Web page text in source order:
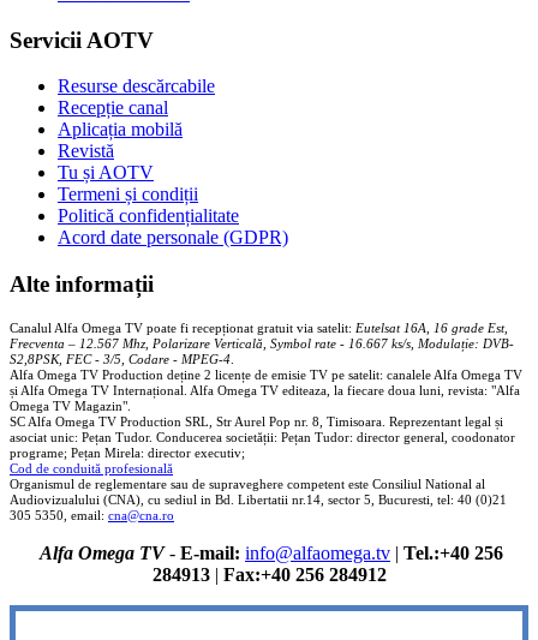
Servicii AOTV
Resurse descărcabile
Recepție canal
Aplicația mobilă
Revistă
Tu și AOTV
Termeni și condiții
Politică confidențialitate
Acord date personale (GDPR)
Alte informații
Canalul Alfa Omega TV poate fi recepționat gratuit via satelit: Eutelsat 16A, 16 grade Est,
Frecventa – 12.567 Mhz, Polarizare Verticală, Symbol rate - 16.667 ks/s, Modulație: DVB-
S2,8PSK, FEC - 3/5, Codare - MPEG-4
Alfa Omega TV Production deține 2 licențe de emisie TV pe satelit: canalele Alfa Omega TV
și Alfa Omega TV Internațional. Alfa Omega TV editeaza, la fiecare doua luni, revista: "Alfa
Omega TV Magazin".
SC Alfa Omega TV Production SRL, Str Aurel Pop nr. 8, Timisoara. Reprezentant legal și
asociat unic: Pețan Tudor. Conducerea societății: Pețan Tudor: director general, coodonator
programe; Pețan Mirela: director executiv;
Cod de conduită profesională
Organismul de reglementare sau de supraveghere competent este Consiliul National al
Audiovizualului (CNA), cu sediul in Bd. Libertatii nr.14, sector 5, Bucuresti, tel: 40 (0)21
305 5350, email: cna@cna.ro
Alfa Omega TV- E-mail: info@alfaomega.tv | Tel.:+40 256
284913| Fax:+40 256 284912